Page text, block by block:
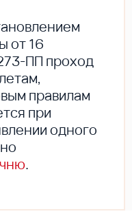
от 16
ПП проход
правилам
при
одного
.